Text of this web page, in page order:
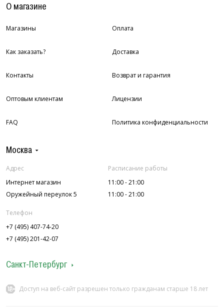
О магазине
Магазины Оплата
Как заказать? Доставка
Контакты Возврат и гарантия
Оптовым клиентам Лицензии
FAQ Политика конфиденциальности
Москва
Адрес
Интернет магазин
Оружейный переулок 5
Расписание работы
11:00 - 21:00
11:00 - 21:00
Телефон
+7 (495) 407-74-20
+7 (495) 201-42-07
Санкт-Петербург
ул. Колокольная 7
12:00 - 22:00
Доступ на веб-сайт разрешен только гражданам старше 18 лет